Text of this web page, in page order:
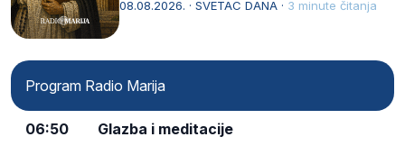
08.08.2026. · SVETAC DANA · 3 minute čitanja
Program Radio Marija
06:50 Glazba i meditacije